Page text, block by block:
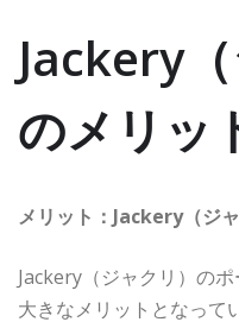
Jackery（
のメリッ
メリット：Jackery（ジ
Jackery（ジャクリ）の
大きなメリットとなって